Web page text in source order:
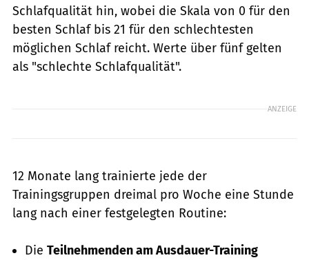
Schlafqualität hin, wobei die Skala von 0 für den
besten Schlaf bis 21 für den schlechtesten
möglichen Schlaf reicht. Werte über fünf gelten
als "schlechte Schlafqualität".
ANZEIGE
12 Monate lang trainierte jede der
Trainingsgruppen dreimal pro Woche eine Stunde
lang nach einer festgelegten Routine:
Die Teilnehmenden am Ausdauer-Training